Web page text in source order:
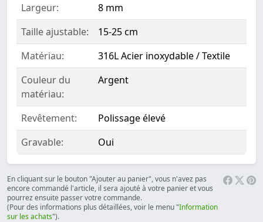
Largeur:
8 mm
Taille ajustable:
15-25 cm
Matériau:
316L Acier inoxydable / Textile
Couleur du
matériau:
Argent
Revêtement:
Polissage élevé
Gravable:
Oui
En cliquant sur le bouton "Ajouter au panier", vous n'avez pas
encore commandé l'article, il sera ajouté à votre panier et vous
pourrez ensuite passer votre commande.
(Pour des informations plus détaillées, voir le menu "Information
sur les achats").